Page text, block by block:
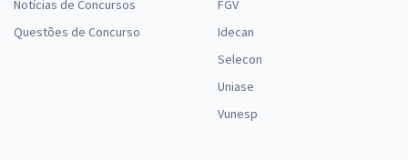
Notícias de Concursos
Questões de Concurso
FGV
Idecan
Selecon
Uniase
Vunesp